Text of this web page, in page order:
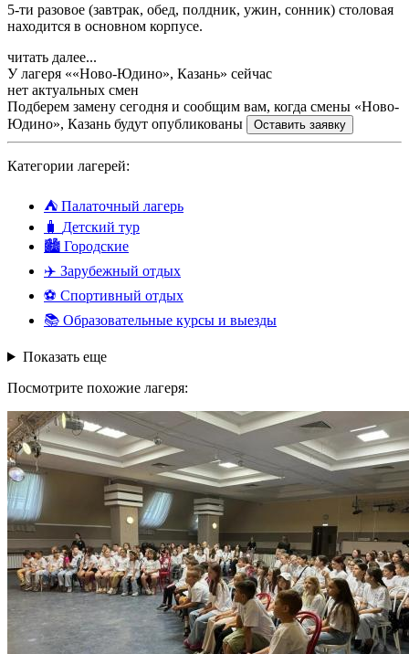
5-ти разовое (завтрак, обед, полдник, ужин, сонник) столовая
находится в основном корпусе.
читать далее...
У лагеря ««Ново-Юдино», Казань» сейчас
нет актуальных смен
Подберем замену сегодня и сообщим вам, когда смены «Ново-
Юдино», Казань будут опубликованы
Оставить заявку
Категории лагерей:
⛺ Палаточный лагерь
🧳 Детский тур
🏙️ Городские
✈️ Зарубежный отдых
⚽ Спортивный отдых
📚 Образовательные курсы и выезды
Показать еще
Посмотрите похожие лагеря: